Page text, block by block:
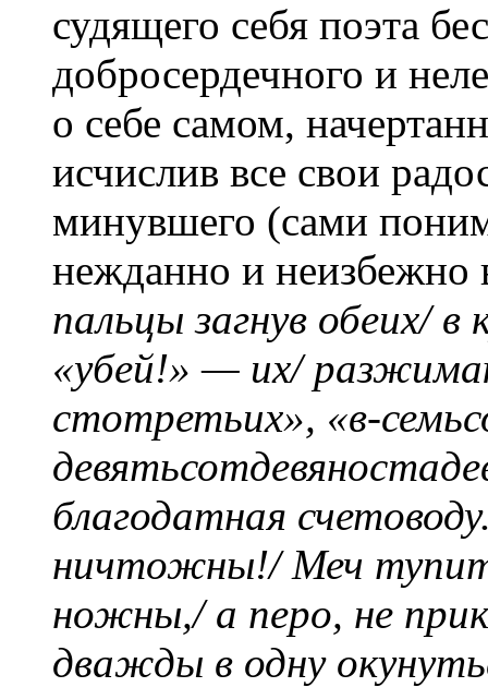
судящего себя поэта
добросердечного и
о себе самом,
исчислив все свои
минувшего (сами
нежданно и неизбежно
пальцы загнув обеих/
«убей!» — их/
стотретьих», «в-
благодатная
ничтожны!/ Меч
ножны,/ а перо, не
дважды в одну